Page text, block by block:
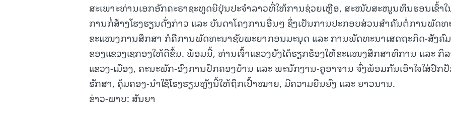
ສະເພາະທ່ານເອກອັກຄະຣາຊະທູດຍີປຸ່ນປະຈຳລາວທີ່ໃຫ້ການຊ່ວຍເຫຼືອ, ສະໜັບສະໜູນທຶນຮອນເຂົ້າໃ
ການກໍ່ສ້າງໂຮງຮຽນດັ່ງກ່າວ ແລະ ບັນດາໂຄງການອື່ນໆ ຊຶ່ງເປັນການປະກອບສ່ວນສໍາຄັນຕໍ່ການພັດທ
ຂະແໜງການສຶກສາ ກໍຄືການພັດທະນາຊັບພະຍາກອນມະນຸດ ແລະ ການພັດທະນາເສດຖະກິດ-ສັງຄົມ
ຂອງແຂວງເຊກອງໃຫ້ດີຂຶ້ນ. ພ້ອມນີ້, ທ່ານເຈົ້າແຂວງຍັງໄດ້ຮຽກຮ້ອງໃຫ້ຂະແໜງສຶກສາທິການ ແລະ ກິ
ແຂວງ-ເມືອງ, ຄະນະພັກ-ອົງການປົກຄອງບ້ານ ແລະ ພະນັກງານ-ຄູອາຈານ ຈົ່ງພ້ອມກັນເອົາໃຈໃສ່ປົກ
ຮັກສາ, ຄຸ້ມຄອງ-ນໍາໃຊ້ໂຮງຮຽນຫຼັງນີ້ໃຫ້ຖຶກເປົ້າໝາຍ, ມີຄວາມຍືນຍົງ ແລະ ຍາວນານ.
ຂ່າວ-ພາບ: ສັນຍາ